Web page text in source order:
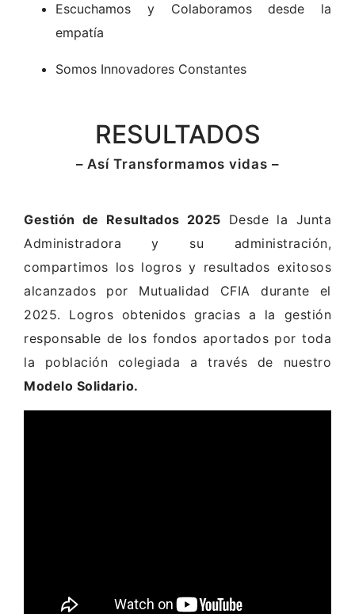
Escuchamos y Colaboramos desde la
empatía
Somos Innovadores Constantes
RESULTADOS
– Así Transformamos vidas –
Gestión de Resultados 2025 Desde la Junta
Administradora y su administración,
compartimos los logros y resultados exitosos
alcanzados por Mutualidad CFIA durante el
2025. Logros obtenidos gracias a la gestión
responsable de los fondos aportados por toda
la población colegiada a través de nuestro
Modelo Solidario.